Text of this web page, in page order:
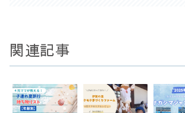
関連記事